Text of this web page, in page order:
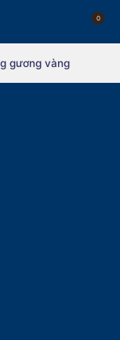
0
gương vàng